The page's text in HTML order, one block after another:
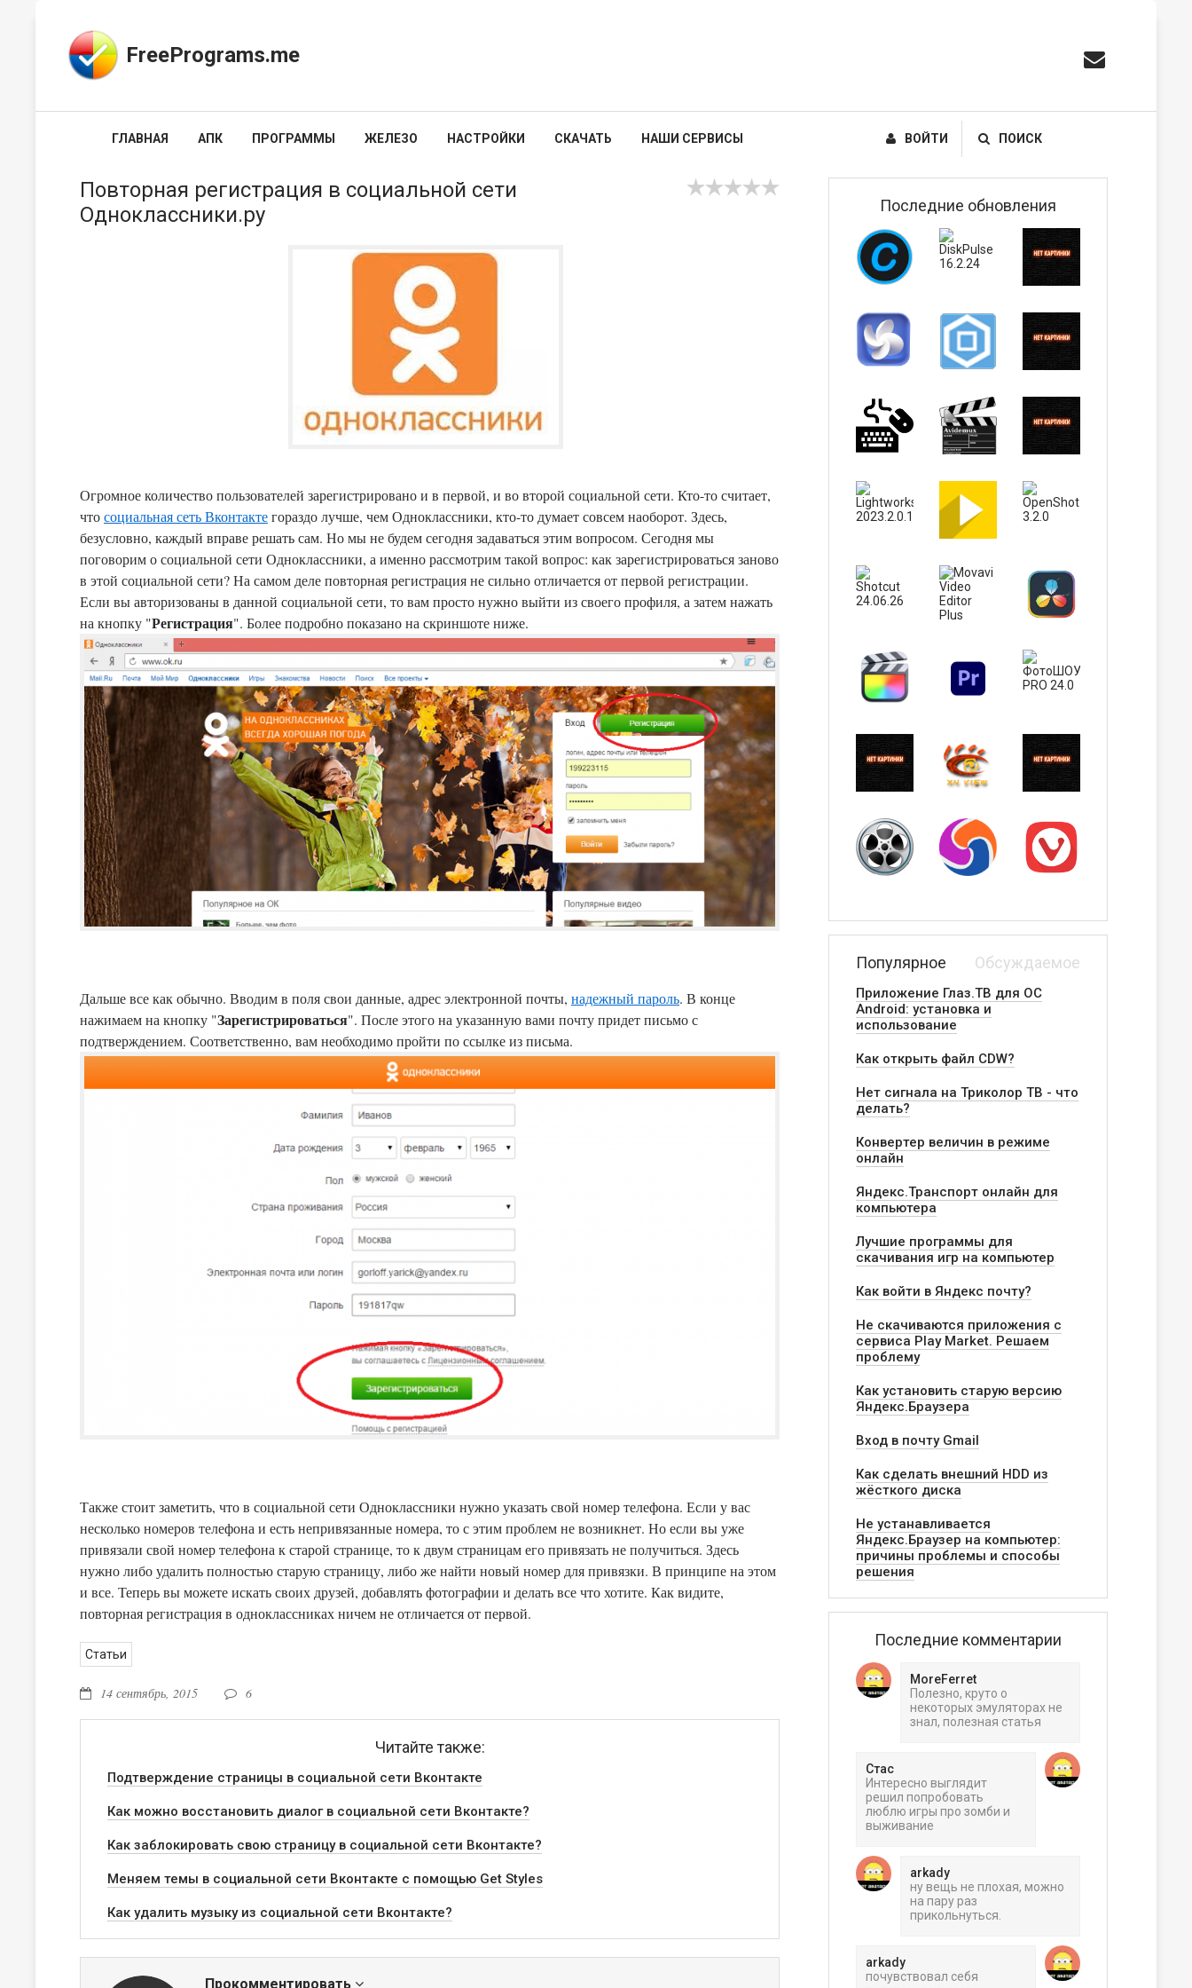
FreePrograms.me
ГЛАВНАЯ АПК ПРОГРАММЫ ЖЕЛЕЗО НАСТРОЙКИ СКАЧАТЬ НАШИ СЕРВИСЫ ВОЙТИ ПОИСК
Повторная регистрация в социальной сети
Одноклассники.ру
Огромное количество пользователей зарегистрировано и в первой, и во второй социальной сети. Кто-то считает,
чтосоциальная сеть Вконтактегораздо лучше, чем Одноклассники, кто-то думает совсем наоборот. Здесь,
безусловно, каждый вправе решать сам. Но мы не будем сегодня задаваться этим вопросом. Сегодня мы
поговорим о социальной сети Одноклассники, а именно рассмотрим такой вопрос: как зарегистрироваться заново
в этой социальной сети? На самом деле повторная регистрация не сильно отличается от первой регистрации.
Если вы авторизованы в данной социальной сети, то вам просто нужно выйти из своего профиля, а затем нажать
на кнопку "Регистрация". Более подробно показано на скриншоте ниже.
Дальше все как обычно. Вводим в поля свои данные, адрес электронной почты, надежный пароль. В конце
нажимаем на кнопку "Зарегистрироваться". После этого на указанную вами почту придет письмо с
подтверждением. Соответственно, вам необходимо пройти по ссылке из письма.
Также стоит заметить, что в социальной сети Одноклассники нужно указать свой номер телефона. Если у вас
несколько номеров телефона и есть непривязанные номера, то с этим проблем не возникнет. Но если вы уже
привязали свой номер телефона к старой странице, то к двум страницам его привязать не получиться. Здесь
нужно либо удалить полностью старую страницу, либо же найти новый номер для привязки. В принципе на этом
и все. Теперь вы можете искать своих друзей, добавлять фотографии и делать все что хотите. Как видите,
повторная регистрация в одноклассниках ничем не отличается от первой.
Статьи
14 сентябрь, 2015 6
Читайте также:
Подтверждение страницы в социальной сети Вконтакте
Как можно восстановить диалог в социальной сети Вконтакте?
Как заблокировать свою страницу в социальной сети Вконтакте?
Меняем темы в социальной сети Вконтакте с помощью Get Styles
Как удалить музыку из социальной сети Вконтакте?
Прокомментировать
Последние обновления
Популярное Обсуждаемое
Приложение Глаз.ТВ для ОС
Android: установка и
использование
Как открыть файл CDW?
Нет сигнала на Триколор ТВ - что
делать?
Конвертер величин в режиме
онлайн
Яндекс.Транспорт онлайн для
компьютера
Лучшие программы для
скачивания игр на компьютер
Как войти в Яндекс почту?
Не скачиваются приложения с
сервиса Play Market. Решаем
проблему
Как установить старую версию
Яндекс.Браузера
Вход в почту Gmail
Как сделать внешний HDD из
жёсткого диска
Не устанавливается
Яндекс.Браузер на компьютер:
причины проблемы и способы
решения
Последние комментарии
MoreFerret
Полезно, круто о
некоторых эмуляторах не
знал, полезная статья
Стас
Интересно выглядит
решил попробовать
люблю игры про зомби и
выживание
arkady
ну вещь не плохая, можно
на пару раз
прикольнуться.
arkady
почувствовал себя